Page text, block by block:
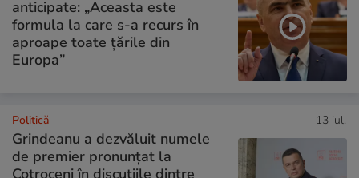
anticipate: „Aceasta este
formula la care s-a recurs în
aproape toate ţările din
Europa”
Politică 13 iul.
Grindeanu a dezvăluit numele
de premier pronunțat la
Cotroceni în discuțiile dintre